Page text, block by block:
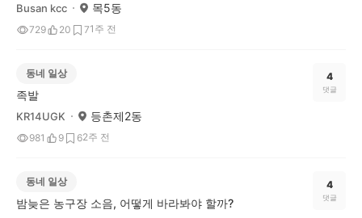
Busan kcc 목5동
729 20 71주 전
동네 일상
족발
KR14UGK 등촌제2동
981 9 62주 전
4
댓글
동네 일상
밤늦은 농구장 소음, 어떻게 바라봐야 할까?
4
댓글